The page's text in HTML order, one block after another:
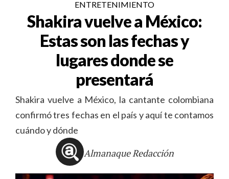
ENTRETENIMIENTO
Shakira vuelve a México:
Estas son las fechas y
lugares donde se
presentará
Shakira vuelve a México, la cantante colombiana
confirmó tres fechas en el país y aquí te contamos
cuándo y dónde
Almanaque Redacción